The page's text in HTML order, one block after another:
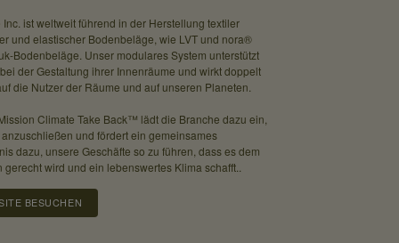
© Verena Gaupp
Inc. ist weltweit führend in der Herstellung textiler
und elastischer Bodenbeläge, wie LVT und nora®
Bodenbeläge. Unser modulares System unterstützt
der Gestaltung ihrer Innenräume und wirkt doppelt
die Nutzer der Räume und auf unseren Planeten.
Climate Take Back™ lädt die Branche dazu ein,
und fördert ein gemeinsames
dazu, unsere Geschäfte so zu führen, dass es dem
gerecht wird und ein lebenswertes Klima schafft..
BESUCHEN